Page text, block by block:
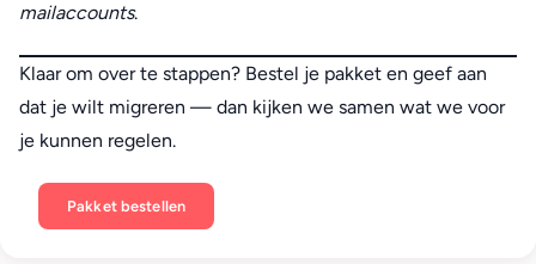
mailaccounts.
Klaar om over te stappen? Bestel je pakket en geef aan
dat je wilt migreren — dan kijken we samen wat we voor
je kunnen regelen.
Pakket bestellen